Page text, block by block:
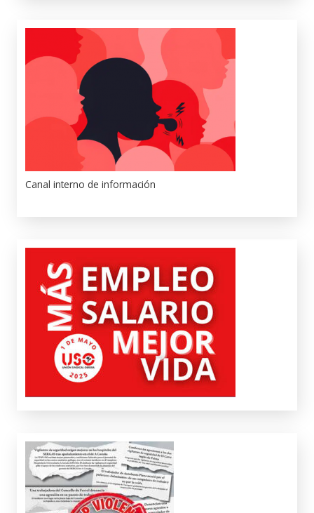
Canal interno de información